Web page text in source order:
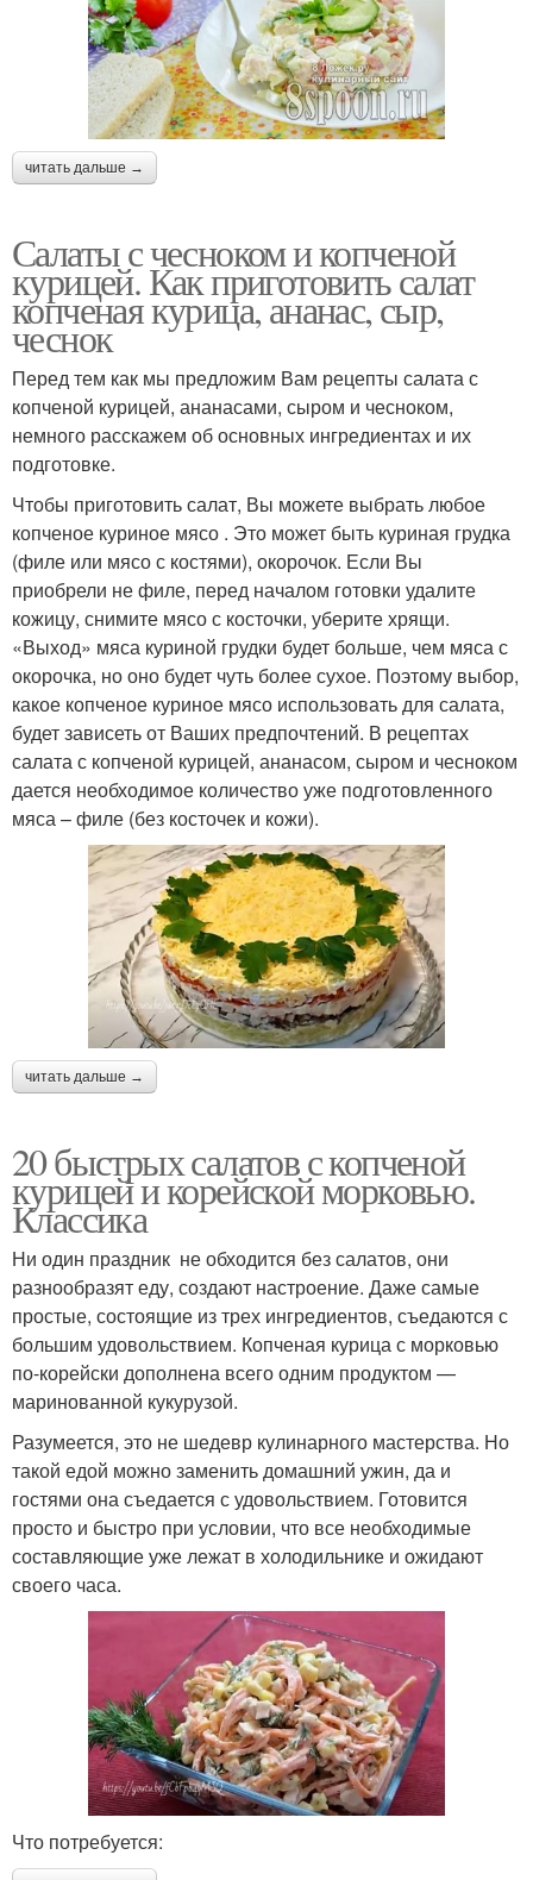
читать дальше →
Салаты с чесноком и копченой
курицей. Как приготовить салат
копченая курица, ананас, сыр,
чеснок
Перед тем как мы предложим Вам рецепты салата с
копченой курицей, ананасами, сыром и чесноком,
немного расскажем об основных ингредиентах и их
подготовке.
Чтобы приготовить салат, Вы можете выбрать любое
копченое куриное мясо . Это может быть куриная грудка
(филе или мясо с костями), окорочок. Если Вы
приобрели не филе, перед началом готовки удалите
кожицу, снимите мясо с косточки, уберите хрящи.
«Выход» мяса куриной грудки будет больше, чем мяса с
окорочка, но оно будет чуть более сухое. Поэтому выбор,
какое копченое куриное мясо использовать для салата,
будет зависеть от Ваших предпочтений. В рецептах
салата с копченой курицей, ананасом, сыром и чесноком
дается необходимое количество уже подготовленного
мяса – филе (без косточек и кожи).
читать дальше →
20 быстрых салатов с копченой
курицей и корейской морковью.
Классика
Ни один праздник не обходится без салатов, они
разнообразят еду, создают настроение. Даже самые
простые, состоящие из трех ингредиентов, съедаются с
большим удовольствием. Копченая курица с морковью
по-корейски дополнена всего одним продуктом —
маринованной кукурузой.
Разумеется, это не шедевр кулинарного мастерства. Но
такой едой можно заменить домашний ужин, да и
гостями она съедается с удовольствием. Готовится
просто и быстро при условии, что все необходимые
составляющие уже лежат в холодильнике и ожидают
своего часа.
Что потребуется: